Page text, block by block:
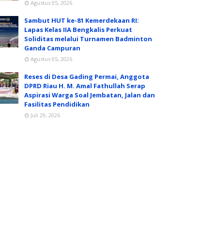
Agustus 05, 2026
Sambut HUT ke-81 Kemerdekaan RI:
Lapas Kelas IIA Bengkalis Perkuat
Soliditas melalui Turnamen Badminton
Ganda Campuran
Agustus 05, 2026
Reses di Desa Gading Permai, Anggota
DPRD Riau H. M. Amal Fathullah Serap
Aspirasi Warga Soal Jembatan, Jalan dan
Fasilitas Pendidikan
Juli 29, 2026